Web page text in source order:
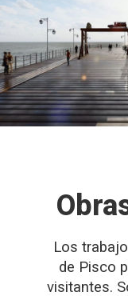
Los
de Pisco
visitantes.